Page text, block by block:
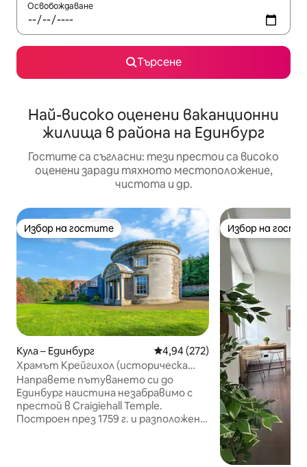
Освобождаване
Търсене
Най-високо оценени ваканционни
жилища в района на Единбург
Гостите са съгласни: тези престои са високо
оценени заради тяхното местоположение,
чистота и др.
Избор на гостите
Избор на гостите
Кула – Единбург Средна оценка: 4,94 от 5,
4,94 (272)
Храмът Крейгихол (историческа
сграда, построена през 1759 г.)
Направете пътуването си до
Единбург наистина незабравимо с
престой в Craigiehall Temple.
Построен през 1759 г. и разположен
Избор на
Избор на